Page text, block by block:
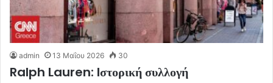
admin 13 Μαΐου 2026 30
Ralph Lauren: Iστορική συλλογή